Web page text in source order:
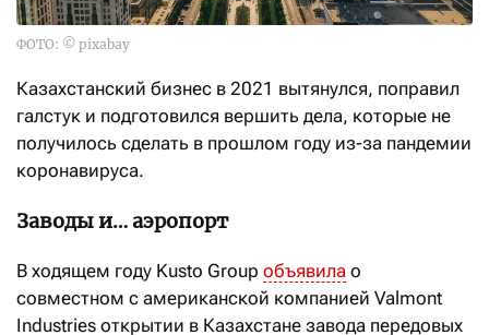
ФОТО: © pixabay
Казахстанский бизнес в 2021 вытянулся, поправил
галстук и подготовился вершить дела, которые не
получилось сделать в прошлом году из-за пандемии
коронавируса.
Заводы и… аэропорт
В ходящем году Kusto Group объявила о
совместном с американской компанией Valmont
Industries открытии в Казахстане завода передовых